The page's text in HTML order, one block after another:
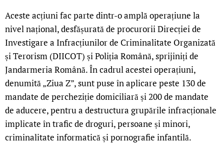
Aceste acțiuni fac parte dintr-o amplă operațiune la
nivel național, desfășurată de procurorii Direcției de
Investigare a Infracțiunilor de Criminalitate Organizată
și Terorism (DIICOT) și Poliția Română, sprijiniți de
Jandarmeria Română. În cadrul acestei operațiuni,
denumită „Ziua Z”, sunt puse în aplicare peste 130 de
mandate de percheziție domiciliară și 200 de mandate
de aducere, pentru a destructura grupările infracționale
implicate în trafic de droguri, persoane și minori,
criminalitate informatică și pornografie infantilă.